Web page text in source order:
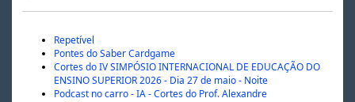
Repetível
Pontes do Saber Cardgame
Cortes do IV SIMPÓSIO INTERNACIONAL DE EDUCAÇÃO DO
ENSINO SUPERIOR 2026 - Dia 27 de maio - Noite
Podcast no carro - IA - Cortes do Prof. Alexandre